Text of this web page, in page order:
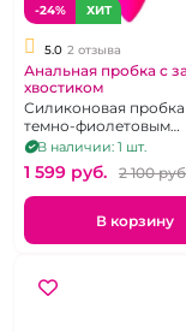
-24% ХИТ
5.0 2 отзыва
Анальная пробка с
хвостиком
Силиконовая пробка
темно-фиолетовым
коротким хвостиком
В наличии: 1 шт.
1 599 pуб. 2 100
В корзину